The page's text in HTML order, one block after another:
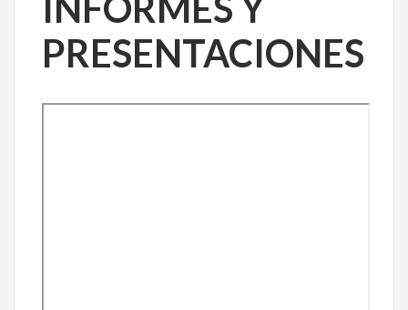
PRESENTACIONES